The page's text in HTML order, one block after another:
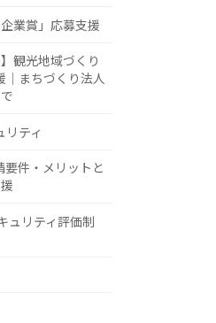
業賞」応募支援
観光地域づくり
まちづくり法人
リティ
件・メリットと
ュリティ評価制